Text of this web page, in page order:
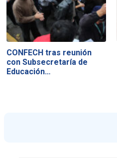
CONFECH tras reunión
con Subsecretaría de
Educación…